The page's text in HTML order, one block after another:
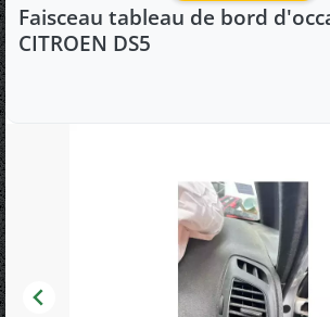
Faisceau tableau de bord
CITROEN DS5